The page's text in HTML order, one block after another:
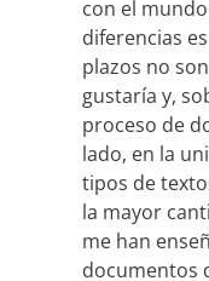
con el
diferencias
plazos no
gustaría y,
proceso de
lado, en la
tipos de
la mayor
me han
documentos